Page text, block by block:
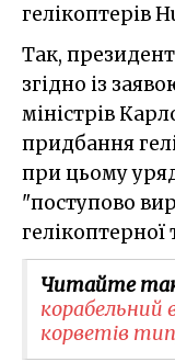
гелікоптерів
Так,
згідно із
міністрів
придбання
при цьому
"поступово
гелікоптерної
Читайте
корабельний
корветів